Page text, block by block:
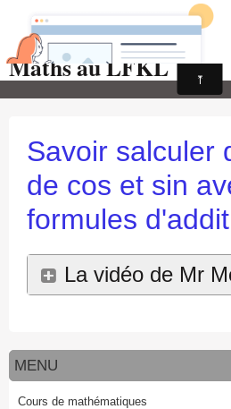
Page d'accueil
Pour les Profs
auto-évaluations
TICE
Programmes officiels
Maths au LFKL
Savoir salculer
de cos et sin
formules
La vidéo de Mr
MENU
Cours de mathématiques